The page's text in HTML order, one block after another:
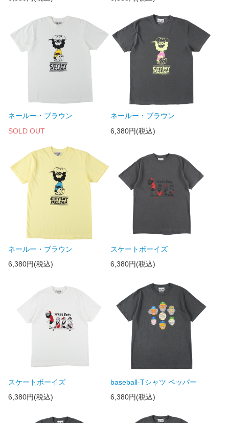
ネールー・ブラウン
SOLD OUT
ネールー・ブラウン
6,380円(税込)
ネールー・ブラウン
6,380円(税込)
スケートボーイズ
6,380円(税込)
スケートボーイズ
6,380円(税込)
baseball-Tシャツ ペッパー
6,380円(税込)